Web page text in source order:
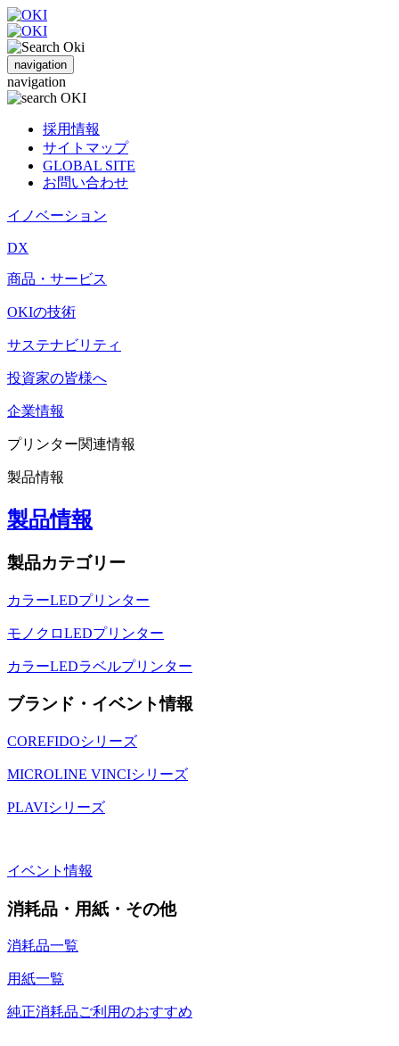
navigation
navigation
採用情報
サイトマップ
GLOBAL SITE
お問い合わせ
イノベーション
DX
商品・サービス
OKIの技術
サステナビリティ
投資家の皆様へ
企業情報
プリンター関連情報
製品情報
製品情報
製品カテゴリー
カラーLEDプリンター
モノクロLEDプリンター
カラーLEDラベルプリンター
ブランド・イベント情報
COREFIDOシリーズ
MICROLINE VINCIシリーズ
PLAVIシリーズ
イベント情報
消耗品・用紙・その他
消耗品一覧
用紙一覧
純正消耗品ご利用のおすすめ